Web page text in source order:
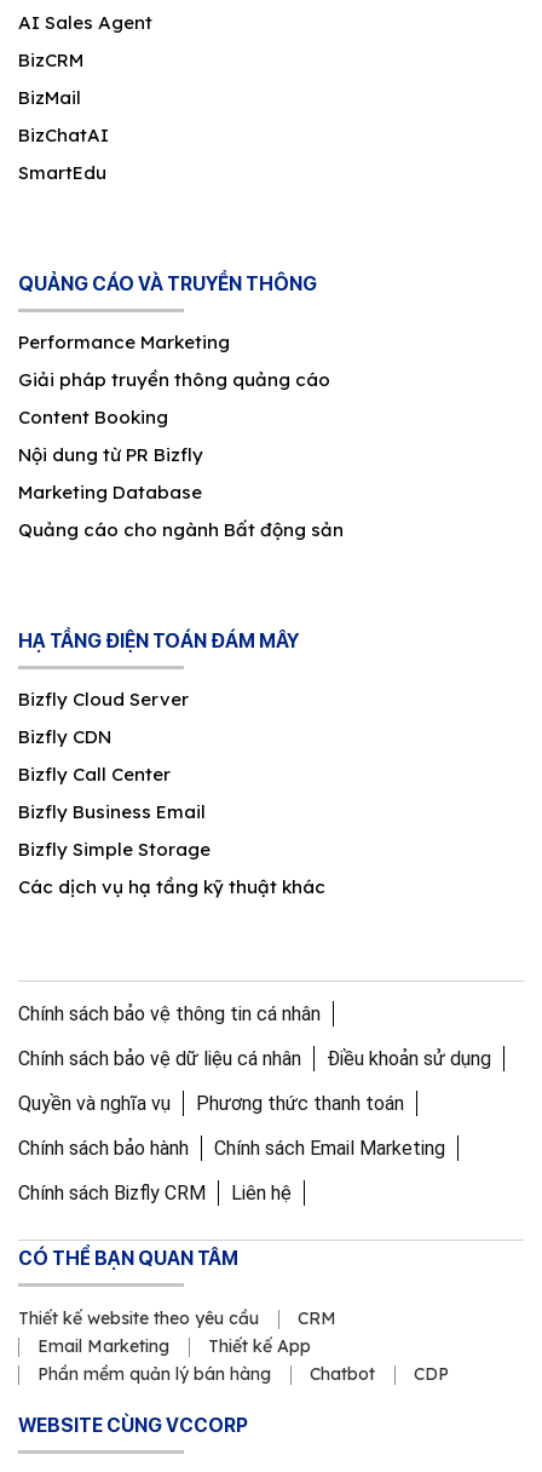
AI Sales Agent
BizCRM
BizMail
BizChatAI
SmartEdu
QUẢNG CÁO VÀ TRUYỀN THÔNG
Performance Marketing
Giải pháp truyền thông quảng cáo
Content Booking
Nội dung từ PR Bizfly
Marketing Database
Quảng cáo cho ngành Bất động sản
HẠ TẦNG ĐIỆN TOÁN ĐÁM MÂY
Bizfly Cloud Server
Bizfly CDN
Bizfly Call Center
Bizfly Business Email
Bizfly Simple Storage
Các dịch vụ hạ tầng kỹ thuật khác
Chính sách bảo vệ thông tin cá nhân
Chính sách bảo vệ dữ liệu cá nhân
Điều khoản sử dụng
Quyền và nghĩa vụ
Phương thức thanh toán
Chính sách bảo hành
Chính sách Email Marketing
Chính sách Bizfly CRM
Liên hệ
CÓ THỂ BẠN QUAN TÂM
Thiết kế website theo yêu cầu
CRM
Email Marketing
Thiết kế App
Phần mềm quản lý bán hàng
Chatbot CDP
WEBSITE CÙNG VCCORP